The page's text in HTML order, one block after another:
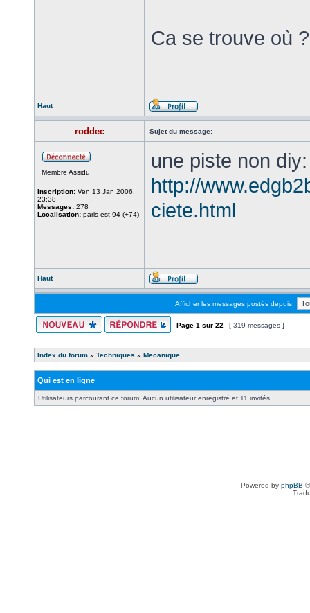
Ca se trouve où
Haut
roddec Sujet du message:
Membre Assidu
Inscription: Ven 13 Jan 2006,
23:38
Messages: 278
Localisation: paris est 94 (+74)
une piste non diy:
http://
ciete.html
Haut
Afficher les messages postés depuis:
Page 1 sur 22 [ 319 messages ]
Index du forum » Techniques » Mecanique
Qui est en ligne
Utilisateurs parcourant ce forum: Aucun utilisateur enregistré et 11 invités
Powered by phpBB